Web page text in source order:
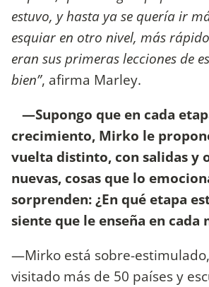
estuvo, y hasta ya se quería ir
esquiar en otro nivel, más
eran sus primeras lecciones de
bien”, afirma Marley.
—Supongo que en cada
crecimiento, Mirko le
vuelta distinto, con salidas y
nuevas, cosas que lo
sorprenden: ¿En qué etapa
siente que le enseña en cada
—Mirko está sobre-
visitado más de 50 países y